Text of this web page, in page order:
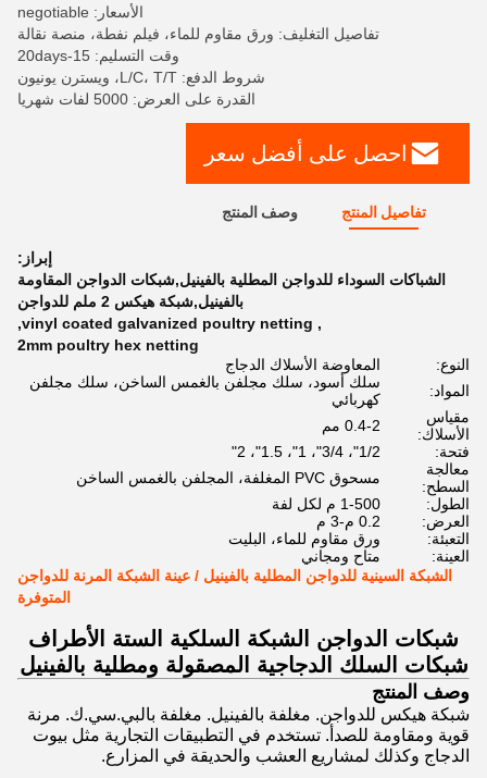
الأسعار: negotiable
تفاصيل التغليف: ورق مقاوم للماء، فيلم نفطة، منصة نقالة
وقت التسليم: 15-20days
شروط الدفع: L/C، T/T، ويسترن يونيون
القدرة على العرض: 5000 لفات شهريا
احصل على أفضل سعر
تفاصيل المنتج وصف المنتج
إبراز:
الشباكات السوداء للدواجن المطلية بالفينيل,شبكات الدواجن المقاومة
بالفينيل,شبكة هيكس 2 ملم للدواجن
,
vinyl coated galvanized poultry netting
,
2mm poultry hex netting
النوع:
المعاوضة الأسلاك الدجاج
المواد:
سلك أسود، سلك مجلفن بالغمس الساخن، سلك مجلفن
كهربائي
مقياس
الأسلاك:
0.4-2 مم
فتحة:
1/2"، 3/4"، 1"، 1.5"، 2"
معالجة
السطح:
مسحوق PVC المغلفة، المجلفن بالغمس الساخن
الطول:
1-500 م لكل لفة
العرض:
0.2 م-3 م
التعبئة:
ورق مقاوم للماء، البليت
العينة:
متاح ومجاني
الشبكة السينية للدواجن المطلية بالفينيل / عينة الشبكة المرنة للدواجن
المتوفرة
شبكات الدواجن الشبكة السلكية الستة الأطراف
شبكات السلك الدجاجية المصقولة ومطلية بالفينيل
وصف المنتج
شبكة هيكس للدواجن. مغلفة بالفينيل. مغلفة بالبي.سي.ك. مرنة
قوية ومقاومة للصدأ. تستخدم في التطبيقات التجارية مثل بيوت
الدجاج وكذلك لمشاريع العشب والحديقة في المزارع.